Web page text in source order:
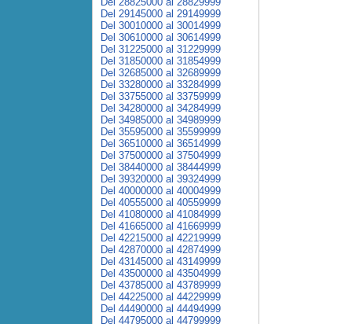
Del 29145000 al 29149999
Del 30010000 al 30014999
Del 30610000 al 30614999
Del 31225000 al 31229999
Del 31850000 al 31854999
Del 32685000 al 32689999
Del 33280000 al 33284999
Del 33755000 al 33759999
Del 34280000 al 34284999
Del 34985000 al 34989999
Del 35595000 al 35599999
Del 36510000 al 36514999
Del 37500000 al 37504999
Del 38440000 al 38444999
Del 39320000 al 39324999
Del 40000000 al 40004999
Del 40555000 al 40559999
Del 41080000 al 41084999
Del 41665000 al 41669999
Del 42215000 al 42219999
Del 42870000 al 42874999
Del 43145000 al 43149999
Del 43500000 al 43504999
Del 43785000 al 43789999
Del 44225000 al 44229999
Del 44490000 al 44494999
Del 44795000 al 44799999